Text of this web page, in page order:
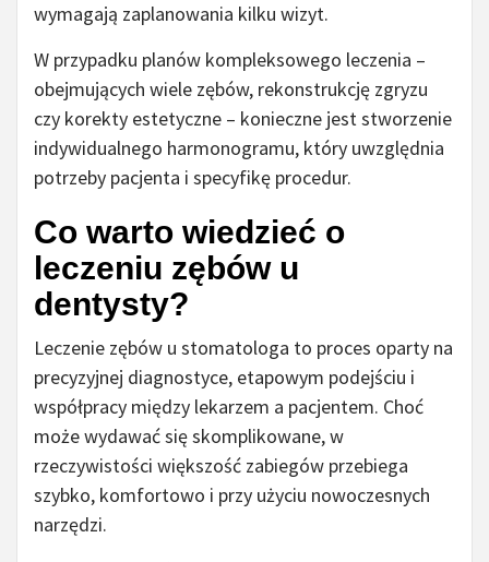
wymagają zaplanowania kilku wizyt.
W przypadku planów kompleksowego leczenia –
obejmujących wiele zębów, rekonstrukcję zgryzu
czy korekty estetyczne – konieczne jest stworzenie
indywidualnego harmonogramu, który uwzględnia
potrzeby pacjenta i specyfikę procedur.
Co warto wiedzieć o
leczeniu zębów u
dentysty?
Leczenie zębów u stomatologa to proces oparty na
precyzyjnej diagnostyce, etapowym podejściu i
współpracy między lekarzem a pacjentem. Choć
może wydawać się skomplikowane, w
rzeczywistości większość zabiegów przebiega
szybko, komfortowo i przy użyciu nowoczesnych
narzędzi.